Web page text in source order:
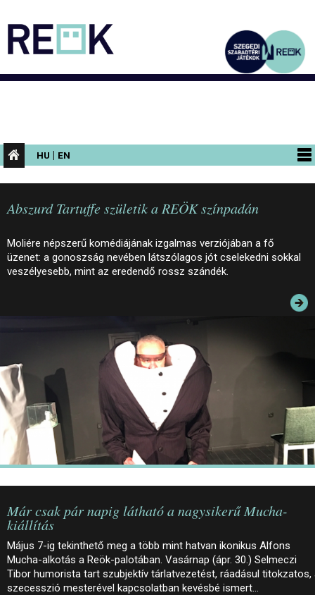
HU | EN
PROGRAMOK
KIÁLLÍTÁSOK
AZ ÉPÜLET
INFORMÁCIÓK
ELÉRHETŐSÉG
PALOTASÉTÁK ÉS VEZETÉSEK
KÖZÉRDEKŰ ADATOK
Abszurd Tartuffe születik a REÖK színpadán
Moliére népszerű komédiájának izgalmas verziójában a fő
üzenet: a gonoszság nevében látszólagos jót cselekedni sokkal
veszélyesebb, mint az eredendő rossz szándék.
Már csak pár napig látható a nagysikerű Mucha-
kiállítás
Május 7-ig tekinthető meg a több mint hatvan ikonikus Alfons
Mucha-alkotás a Reök-palotában. Vasárnap (ápr. 30.) Selmeczi
Tibor humorista tart szubjektív tárlatvezetést, ráadásul titokzatos,
szecesszió mesterével kapcsolatban kevésbé ismert…